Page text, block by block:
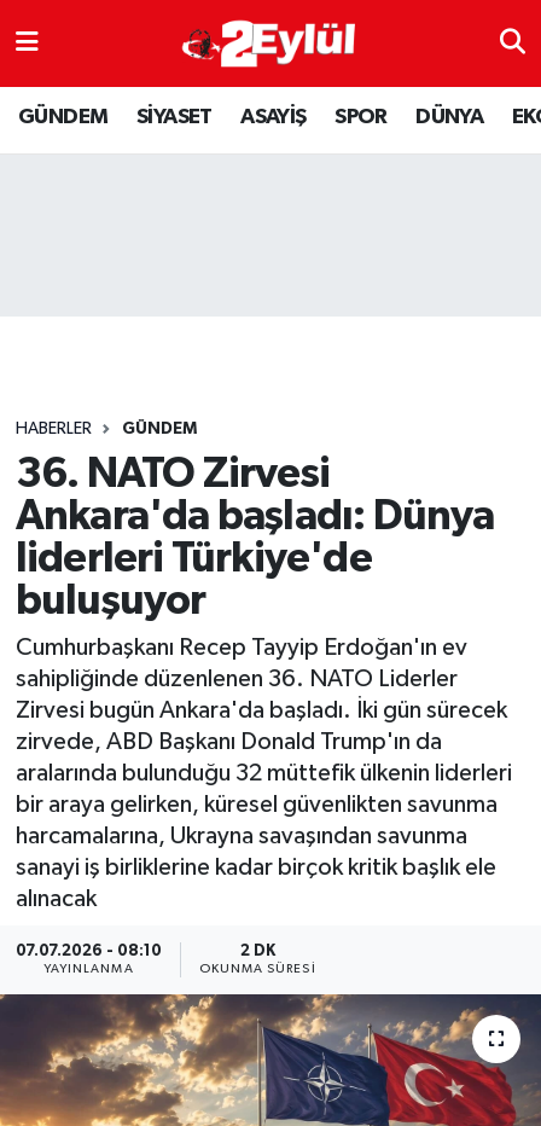
GÜNDEM SİYASET ASAYİŞ SPOR DÜNYA
HABERLER GÜNDEM
36. NATO Zirvesi
Ankara'da başladı: Dünya
liderleri Türkiye'de
buluşuyor
Cumhurbaşkanı Recep Tayyip Erdoğan'ın ev
sahipliğinde düzenlenen 36. NATO Liderler
Zirvesi bugün Ankara'da başladı. İki gün sürecek
zirvede, ABD Başkanı Donald Trump'ın da
aralarında bulunduğu 32 müttefik ülkenin liderleri
bir araya gelirken, küresel güvenlikten savunma
harcamalarına, Ukrayna savaşından savunma
sanayi iş birliklerine kadar birçok kritik başlık ele
alınacak
07.07.2026 - 08:10
YAYINLANMA
2 DK
OKUNMA SÜRESI
ASAYİŞ
DÜNYA
SPOR
YAŞAM
Nöbetçi Eczaneler
Hava Durumu
Son Dakika Haberleri
Haber Arşivi